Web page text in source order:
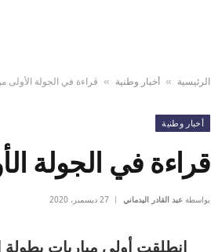
الرئيسية » أخبار وطنية » قراءة في الجولة
أخبار وطنية
قراءة في الجولة
بواسطة عبد القادر اليدماني 27 ديسمبر، 2020
انطلقت أولى مباريات بطولة